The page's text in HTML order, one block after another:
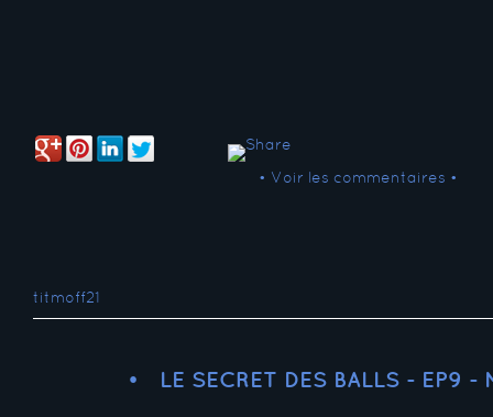
• Voir les commentaires •
titmoff21
LE SECRET DES BALLS - EP9 -